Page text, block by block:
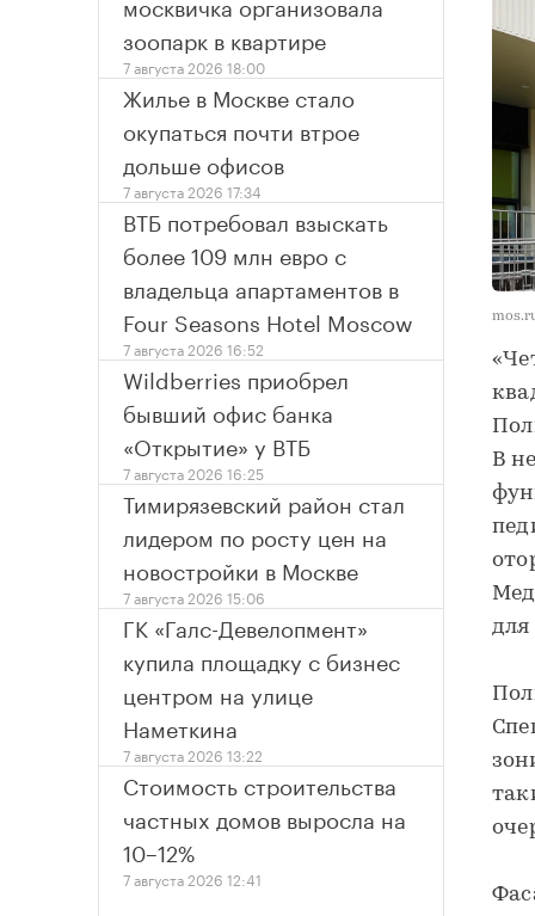
В
зоопарк в квартире
7 августа 2026 18:00
Жилье в Москве стало
окупаться почти втрое
дольше офисов
7 августа 2026 17:34
ВТБ потребовал взыскать
более 109 млн евро с
владельца апартаментов в
Four Seasons Hotel Moscow
7 августа 2026 16:52
Wildberries приобрел
бывший офис банка
«Открытие» у ВТБ
7 августа 2026 16:25
Тимирязевский район стал
лидером по росту цен на
новостройки в Москве
7 августа 2026 15:06
ГК «Галс-Девелопмент»
купила площадку с бизнес
центром на улице
Наметкина
7 августа 2026 13:22
Стоимость строительства
частных домов выросла на
10–12%
7 августа 2026 12:41